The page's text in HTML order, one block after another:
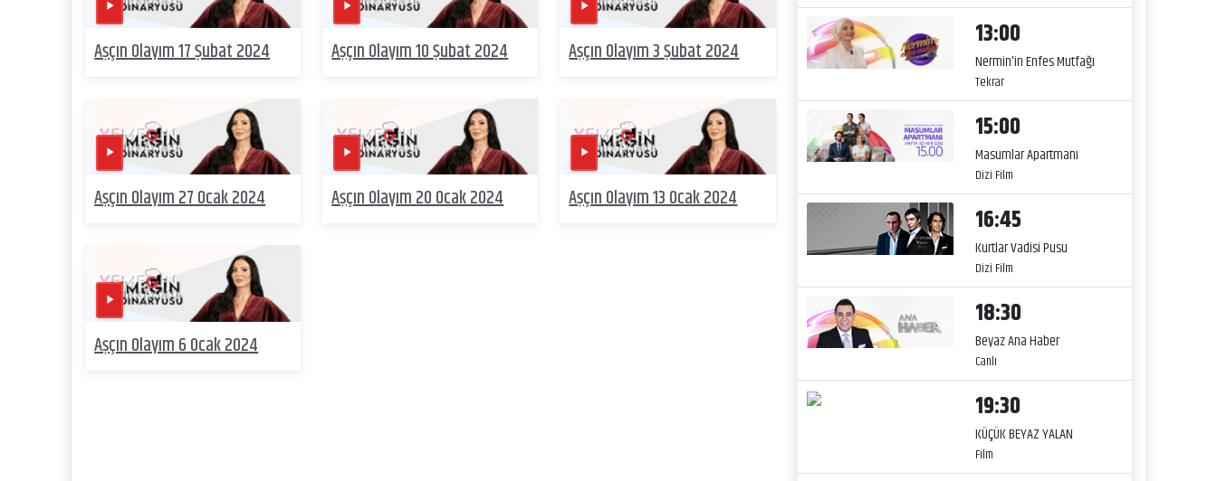
Aşçın Olayım 17 Şubat 2024 Aşçın Olayım 10 Şubat 2024 Aşçın Olayım 3 Şubat 2024
Aşçın Olayım 27 Ocak 2024 Aşçın Olayım 20 Ocak 2024 Aşçın Olayım 13 Ocak 2024
Aşçın Olayım 6 Ocak 2024
13:00
Nermin'in Enfes Mutfağı
Tekrar
15:00
Masumlar Apartmanı
Dizi Film
16:45
Kurtlar Vadisi Pusu
Dizi Film
18:30
Beyaz Ana Haber
Canlı
19:30
KÜÇÜK BEYAZ YALAN
Film